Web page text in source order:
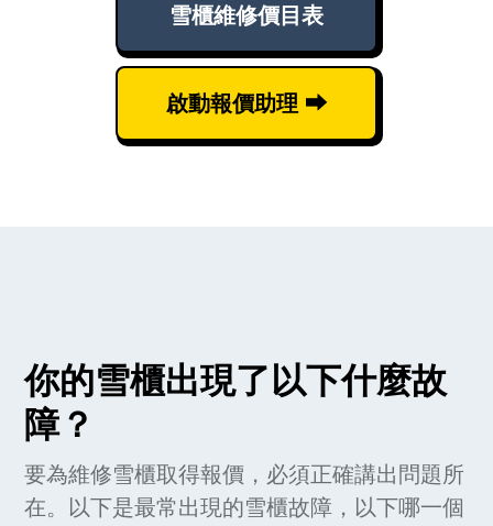
雪櫃維修價目表
啟動報價助理 ⮕
你的雪櫃出現了以下什麼故
障？
要為維修雪櫃取得報價，必須正確講出問題所
在。以下是最常出現的雪櫃故障，以下哪一個